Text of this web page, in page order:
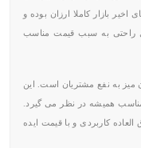
بازار کاملا ارزان بوده و
راحتی به سبب قیمت مناسب
میز به نفع مشتریان است. این
همیشه در نظر می‌ گیرد.
کاربردی و با قیمت ایده